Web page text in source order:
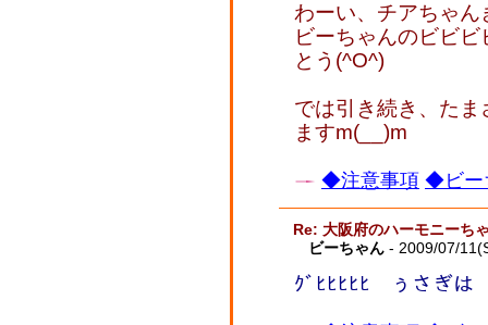
わーい、チアちゃ
ビーちゃんのビビ
とう(^O^)
では引き続き、た
ますm(__)m
◆注意事項 ◆ビー
Re: 大阪府のハーモニーち
ビーちゃん - 2009/07/
ｸﾞﾋﾋﾋﾋﾋ ぅさぎ